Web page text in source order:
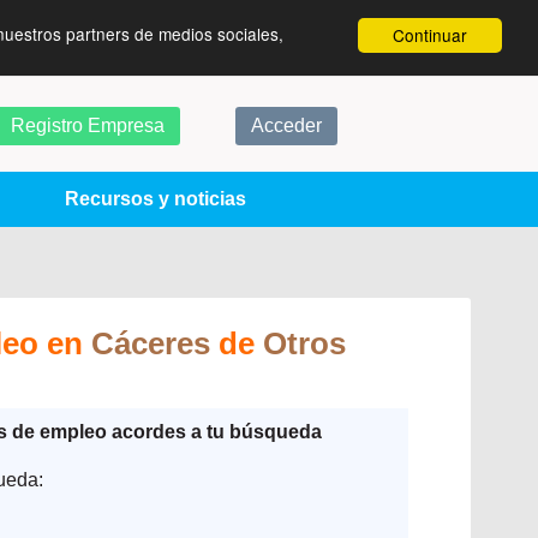
Continuar
partners de medios sociales,
Registro Empresa Acceder
Recursos y noticias
en Cáceres de Otros
de empleo acordes a tu búsqueda